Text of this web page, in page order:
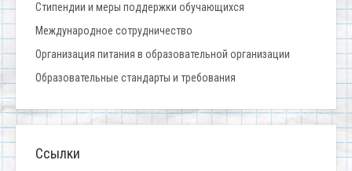
Стипендии и меры поддержки обучающихся
Международное сотрудничество
Организация питания в образовательной организации
Образовательные стандарты и требования
Ссылки